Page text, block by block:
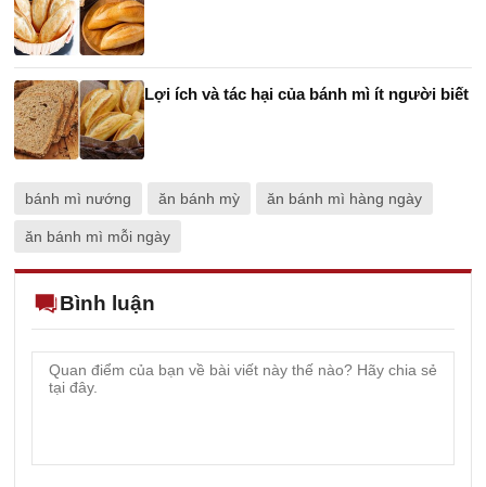
Lợi ích và tác hại của bánh mì ít người biết
bánh mì nướng ăn bánh mỳ ăn bánh mì hàng ngày
ăn bánh mì mỗi ngày
Bình luận